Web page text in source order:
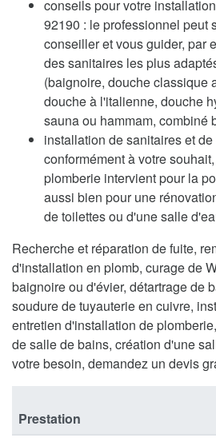
conseils pour votre
92190 : le professionnel peut
conseiller et vous guider, par
des sanitaires les plus
(baignoire, douche classique
douche à l'italienne, douche
sauna ou hammam, combiné
installation de sanitaires et
conformément à votre
plomberie intervient pour la
aussi bien pour une
de toilettes ou d'une salle
Recherche et réparation de fuite,
d'installation en plomb, curage de
baignoire ou d'évier, détartrage de
soudure de tuyauterie en cuivre,
entretien d'installation de
de salle de bains, création d'une
votre besoin, demandez un devis
Prestation